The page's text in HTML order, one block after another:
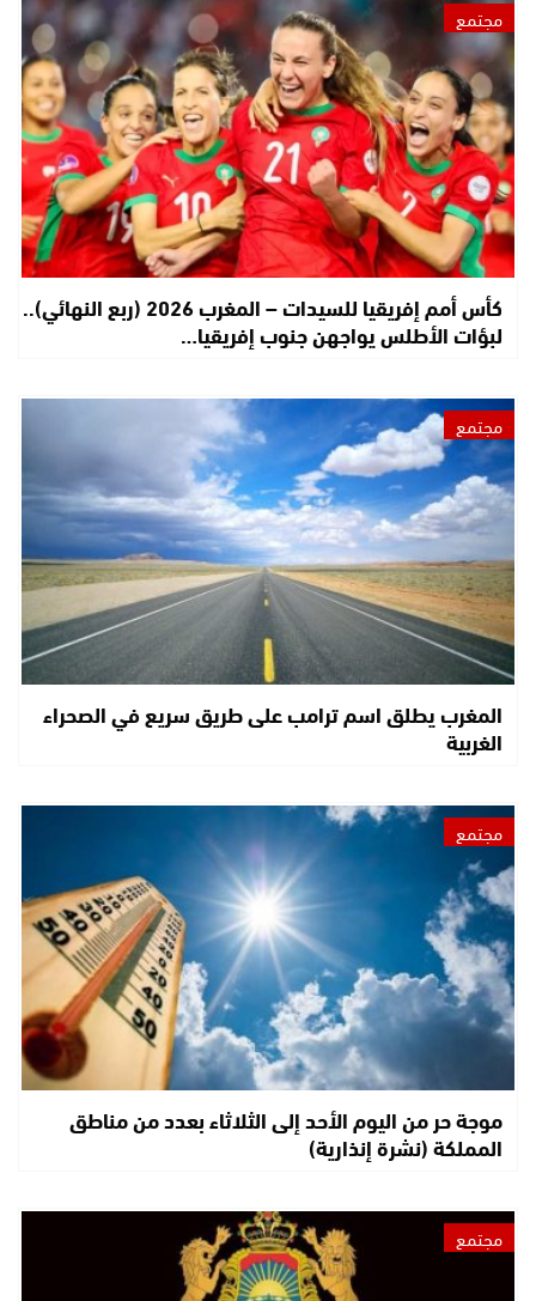
مجتمع
كأس أمم إفريقيا للسيدات – المغرب 2026 (ربع النهائي)..
لبؤات الأطلس يواجهن جنوب إفريقيا…
مجتمع
المغرب يطلق اسم ترامب على طريق سريع في الصحراء
الغربية
مجتمع
موجة حر من اليوم الأحد إلى الثلاثاء بعدد من مناطق
المملكة (نشرة إنذارية)
مجتمع